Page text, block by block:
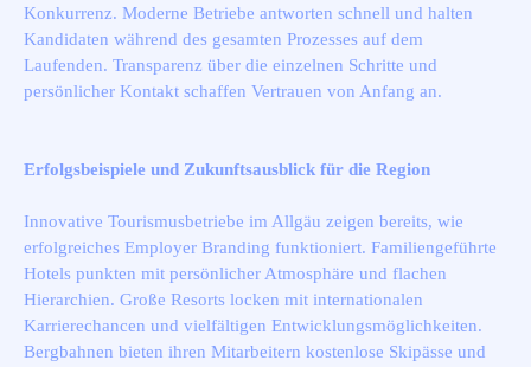
Konkurrenz. Moderne Betriebe antworten schnell und halten
Kandidaten während des gesamten Prozesses auf dem
Laufenden. Transparenz über die einzelnen Schritte und
persönlicher Kontakt schaffen Vertrauen von Anfang an.
Erfolgsbeispiele und Zukunftsausblick für die Region
Innovative Tourismusbetriebe im Allgäu zeigen bereits, wie
erfolgreiches Employer Branding funktioniert. Familiengeführte
Hotels punkten mit persönlicher Atmosphäre und flachen
Hierarchien. Große Resorts locken mit internationalen
Karrierechancen und vielfältigen Entwicklungsmöglichkeiten.
Bergbahnen bieten ihren Mitarbeitern kostenlose Skipässe und